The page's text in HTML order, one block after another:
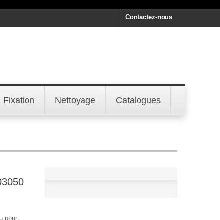
Contactez-nous
Fixation Nettoyage Catalogues
pour